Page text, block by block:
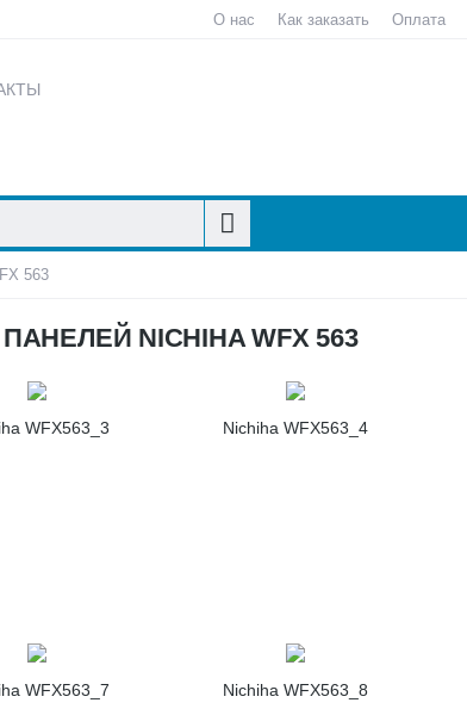
О нас Как заказать Оплата
563
NICHIHA WFX 563
WFX563_3 Nichiha WFX563_4
WFX563_7 Nichiha WFX563_8